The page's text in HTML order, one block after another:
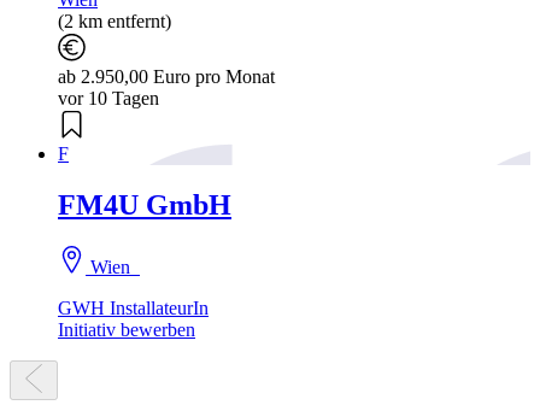
(2 km entfernt)
ab 2.950,00 Euro pro Monat
vor 10 Tagen
F
FM4U GmbH
Wien
GWH InstallateurIn
Initiativ bewerben